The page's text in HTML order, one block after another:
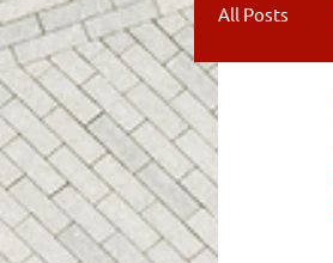
All Posts